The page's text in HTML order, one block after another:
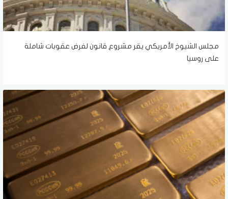
مجلس الشيوخ الأمريكي يقر مشروع قانون لفرض عقوبات شاملة
على روسيا